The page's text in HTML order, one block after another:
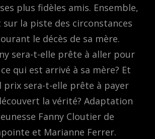
plus fidèles amis. Ensemble,
sur la piste des circonstances
le décès de sa mère.
sera-t-elle prête à aller pour
qui est arrivé à sa mère? Et
sera-t-elle prête à payer
la vérité? Adaptation
Fanny Cloutier de
et Marianne Ferrer.